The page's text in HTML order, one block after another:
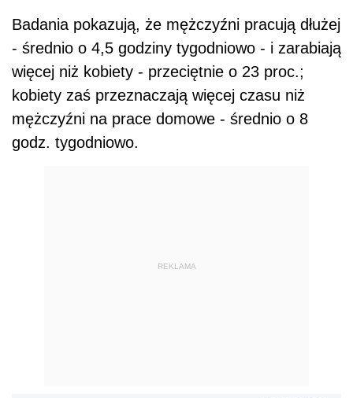
Badania pokazują, że mężczyźni pracują dłużej
- średnio o 4,5 godziny tygodniowo - i zarabiają
więcej niż kobiety - przeciętnie o 23 proc.;
kobiety zaś przeznaczają więcej czasu niż
mężczyźni na prace domowe - średnio o 8
godz. tygodniowo.
REKLAMA